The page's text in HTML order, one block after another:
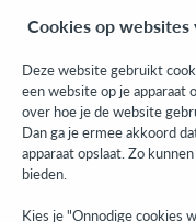
Community
Research
WebJunction
Developer Network
Stay in the know.
Get the latest product
Cookies op websites
Deze website gebruikt
een website op je apparaat
over hoe je de website
Dan ga je ermee akkoord
apparaat opslaat. Zo
bieden.
Kies je "Onnodige cookies